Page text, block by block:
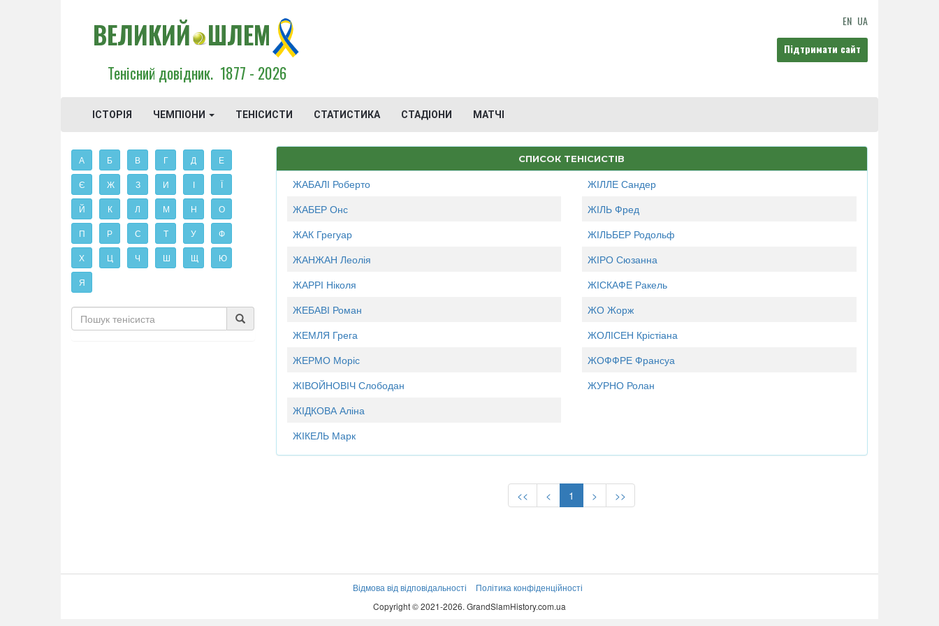
ВЕЛИКИЙ ШЛЕМ
Тенісний довідник. 1877 - 2026
EN UA
Підтримати сайт
ІСТОРІЯ ЧЕМПІОНИ ТЕНІСИСТИ СТАТИСТИКА СТАДІОНИ МАТЧІ
А Б В Г Д Е
Є Ж З И І Ї
Й К Л М Н О
П Р С Т У Ф
Х Ц Ч Ш Щ Ю
Я
СПИСОК ТЕНІСИСТІВ
ЖАБАЛІ Роберто
ЖАБЕР Онс
ЖАК Грегуар
ЖАНЖАН Леолія
ЖАРРІ Ніколя
ЖЕБАВІ Роман
ЖЕМЛЯ Грега
ЖЕРМО Моріс
ЖІВОЙНОВІЧ Слободан
ЖІДКОВА Аліна
ЖІКЕЛЬ Марк
ЖІЛЛЕ Сандер
ЖІЛЬ Фред
ЖІЛЬБЕР Родольф
ЖІРО Сюзанна
ЖІСКАФЕ Ракель
ЖО Жорж
ЖОЛІСЕН Крістіана
ЖОФФРЕ Франсуа
ЖУРНО Ролан
<< < 1 > >>
Відмова від відповідальності
Політика конфіденційності
Copyright © 2021-2026. GrandSlamHistory.com.ua